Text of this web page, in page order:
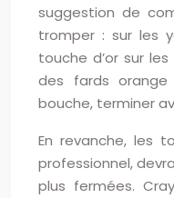
suggestion de
tromper : sur les
touche d’or sur
des fards
bouche, terminer
En revanche, les
professionnel,
plus fermées.